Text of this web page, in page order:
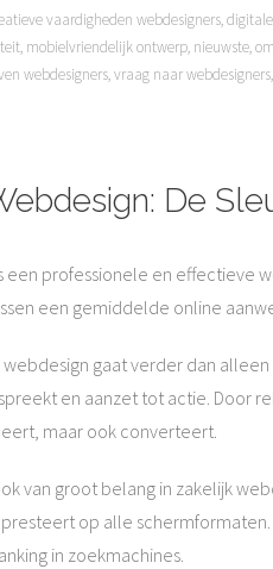
vaardigheden webdesigners,
, mobielvriendelijk ontwerp, nieuwste,
webdesigners,vraag naar webdesigners,
De
een professionele en effectieve
een gemiddelde online
webdesign gaat verder dan
en aanzet tot actie. Door
maar ook converteert.
van groot belang in zakelijk
op alle
in zoekmachines.